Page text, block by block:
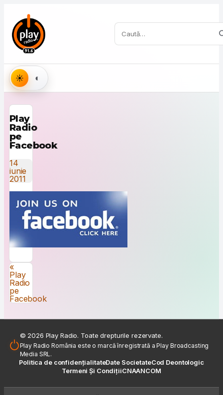
Caută:
Aspect
Play
Radio
pe
Facebook
14
iunie
2011
Navigare în articole
«
Play
Radio
pe
Facebook
© 2026 Play Radio. Toate drepturile rezervate.
Play Radio România este o marcă înregistrată a Play Broadcasting
Media SRL.
Politica de confidențialitateDate SocietateCod Deontologic
Termeni Și CondițiiCNAANCOM